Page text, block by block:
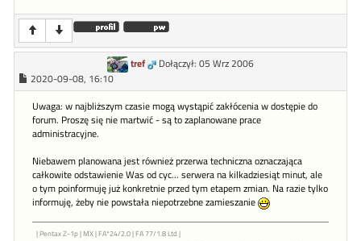
tref
Dołączył: 05 Wrz 2006
2020-09-08, 16:10
Uwaga: w najbliższym czasie mogą wystąpić zakłócenia w dostępie do
forum. Proszę się nie martwić - są to zaplanowane prace
administracyjne.
Niebawem planowana jest również przerwa techniczna oznaczająca
całkowite odstawienie Was od cyc... serwera na kilkadziesiąt minut, ale
o tym poinformuję już konkretnie przed tym etapem zmian. Na razie tylko
informuję, żeby nie powstała niepotrzebne zamieszanie
| Pentax Z-1p | MX | FA*24/2.0 | FA 77/1.8 Ltd |